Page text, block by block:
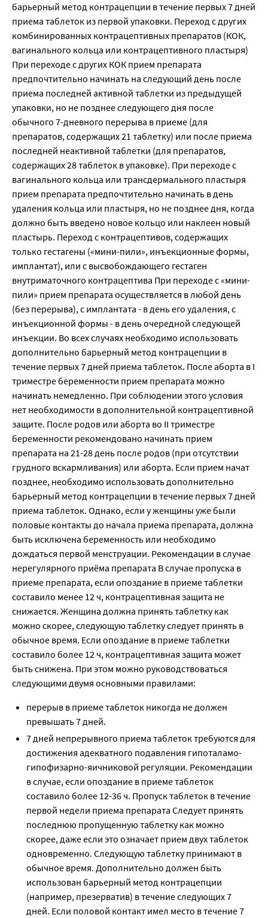
барьерный метод контрацепции в течение первых 7 дней
приема таблеток из первой упаковки. Переход с других
комбинированных контрацептивных препаратов (КОК,
вагинального кольца или контрацептивного пластыря)
При переходе с других КОК прием препарата
предпочтительно начинать на следующий день после
приема последней активной таблетки из предыдущей
упаковки, но не позднее следующего дня после
обычного 7-дневного перерыва в приеме (для
препаратов, содержащих 21 таблетку) или после приема
последней неактивной таблетки (для препаратов,
содержащих 28 таблеток в упаковке). При переходе с
вагинального кольца или трансдермального пластыря
прием препарата предпочтительно начинать в день
удаления кольца или пластыря, но не позднее дня, когда
должно быть введено новое кольцо или наклеен новый
пластырь. Переход с контрацептивов, содержащих
только гестагены («мини-пили», инъекционные формы,
имплантат), или с высвобождающего гестаген
внутриматочного контрацептива При переходе с «мини-
пили» прием препарата осуществляется в любой день
(без перерыва), с имплантата - в день его удаления, с
инъекционной формы - в день очередной следующей
инъекции. Во всех случаях необходимо использовать
дополнительно барьерный метод контрацепции в
течение первых 7 дней приема таблеток. После аборта в I
триместре беременности прием препарата можно
начинать немедленно. При соблюдении этого условия
нет необходимости в дополнительной контрацептивной
защите. После родов или аборта во II триместре
беременности рекомендовано начинать прием
препарата на 21-28 день после родов (при отсутствии
грудного вскармливания) или аборта. Если прием начат
позднее, необходимо использовать дополнительно
барьерный метод контрацепции в течение первых 7 дней
приема таблеток. Однако, если у женщины уже были
половые контакты до начала приема препарата, должна
быть исключена беременность или необходимо
дождаться первой менструации. Рекомендации в случае
нерегулярного приёма препарата В случае пропуска в
приеме препарата, если опоздание в приеме таблетки
составило менее 12 ч, контрацептивная защита не
снижается. Женщина должна принять таблетку как
можно скорее, следующую таблетку следует принять в
обычное время. Если опоздание в приеме таблетки
составило более 12 ч, контрацептивная защита может
быть снижена. При этом можно руководствоваться
следующими двумя основными правилами:
перерыв в приеме таблеток никогда не должен
превышать 7 дней.
7 дней непрерывного приема таблеток требуются для
достижения адекватного подавления гипоталамо-
гипофизарно-яичниковой регуляции. Рекомендации
в случае, если опоздание в приеме таблеток
составило более 12-36 ч. Пропуск таблеток в течение
первой недели приема препарата Следует принять
последнюю пропущенную таблетку как можно
скорее, даже если это означает прием двух таблеток
одновременно. Следующую таблетку принимают в
обычное время. Дополнительно должен быть
использован барьерный метод контрацепции
(например, презерватив) в течение следующих 7
дней. Если половой контакт имел место в течение 7